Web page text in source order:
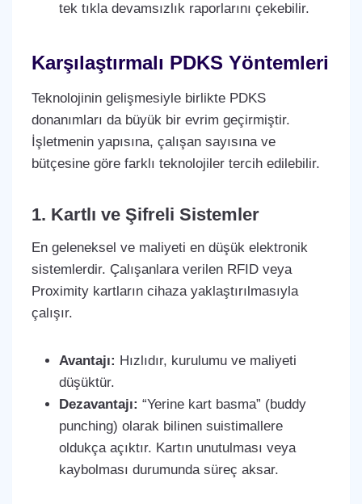
tek tıkla devamsızlık raporlarını çekebilir.
Karşılaştırmalı PDKS Yöntemleri
Teknolojinin gelişmesiyle birlikte PDKS
donanımları da büyük bir evrim geçirmiştir.
İşletmenin yapısına, çalışan sayısına ve
bütçesine göre farklı teknolojiler tercih edilebilir.
1. Kartlı ve Şifreli Sistemler
En geleneksel ve maliyeti en düşük elektronik
sistemlerdir. Çalışanlara verilen RFID veya
Proximity kartların cihaza yaklaştırılmasıyla
çalışır.
Avantajı: Hızlıdır, kurulumu ve maliyeti
düşüktür.
Dezavantajı: “Yerine kart basma” (buddy
punching) olarak bilinen suistimallere
oldukça açıktır. Kartın unutulması veya
kaybolması durumunda süreç aksar.